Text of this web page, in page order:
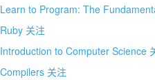
Learn to Program: The
Ruby 关注
Introduction to Computer Science
Compilers 关注